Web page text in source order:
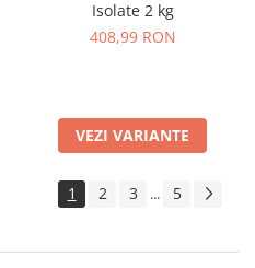
Isolate 2 kg
408,99 RON
VEZI VARIANTE
1 2 3 ... 5